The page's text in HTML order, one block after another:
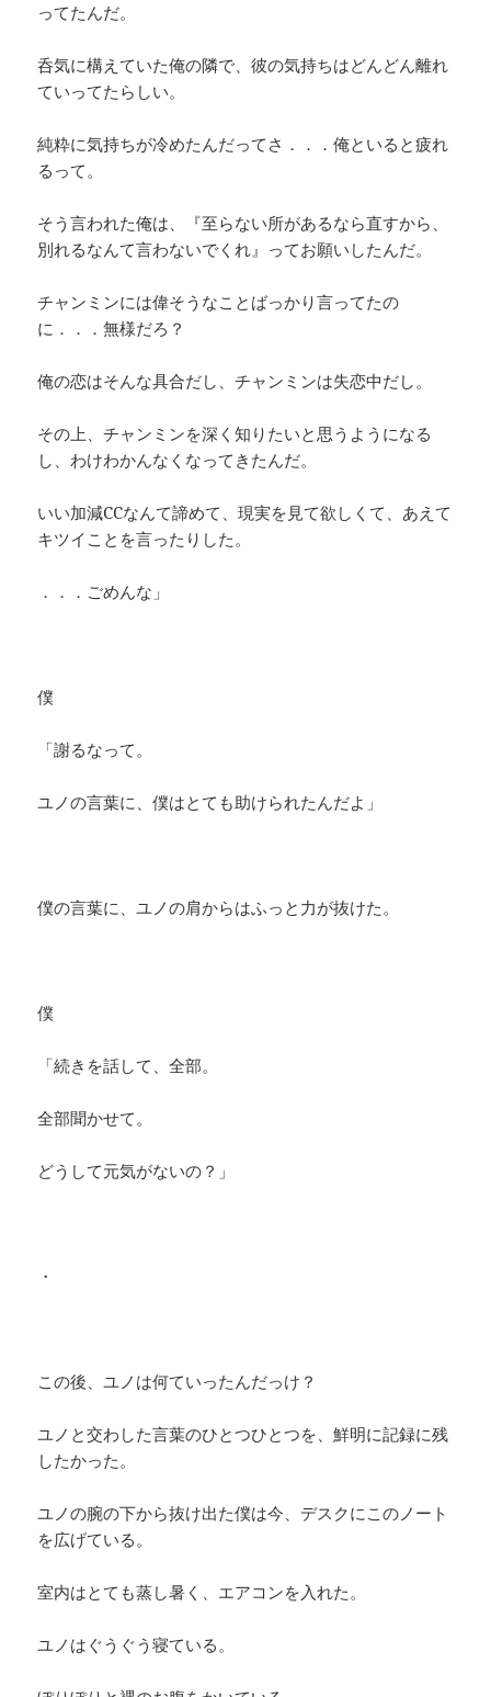
ってたんだ。
呑気に構えていた俺の隣で、彼の気持ちはどんどん離れ
ていってたらしい。
純粋に気持ちが冷めたんだってさ．．．俺といると疲れ
るって。
そう言われた俺は、『至らない所があるなら直すから、
別れるなんて言わないでくれ』ってお願いしたんだ。
チャンミンには偉そうなことばっかり言ってたの
に．．．無様だろ？
俺の恋はそんな具合だし、チャンミンは失恋中だし。
その上、チャンミンを深く知りたいと思うようになる
し、わけわかんなくなってきたんだ。
いい加減CCなんて諦めて、現実を見て欲しくて、あえて
キツイことを言ったりした。
．．．ごめんな」
僕
「謝るなって。
ユノの言葉に、僕はとても助けられたんだよ」
僕の言葉に、ユノの肩からはふっと力が抜けた。
僕
「続きを話して、全部。
全部聞かせて。
どうして元気がないの？」
・
この後、ユノは何ていったんだっけ？
ユノと交わした言葉のひとつひとつを、鮮明に記録に残
したかった。
ユノの腕の下から抜け出た僕は今、デスクにこのノート
を広げている。
室内はとても蒸し暑く、エアコンを入れた。
ユノはぐうぐう寝ている。